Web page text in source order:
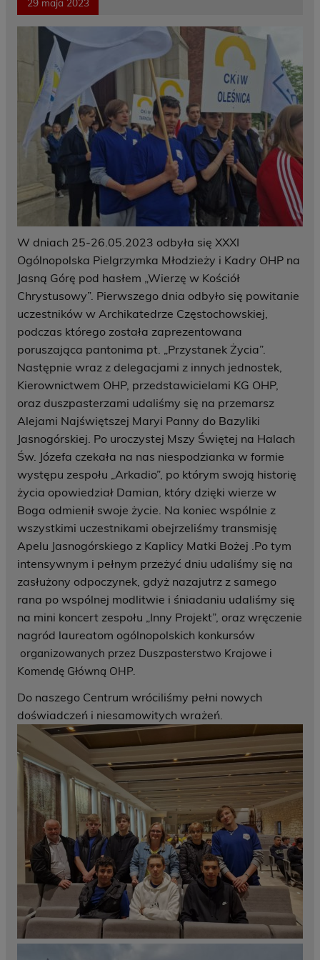
29 maja 2023
W dniach 25-26.05.2023 odbyła się XXXI
Ogólnopolska Pielgrzymka Młodzieży i Kadry OHP na
Jasną Górę pod hasłem „Wierzę w Kościół
Chrystusowy”. Pierwszego dnia odbyło się powitanie
uczestników w Archikatedrze Częstochowskiej,
podczas którego została zaprezentowana
poruszająca pantonima pt. „Przystanek Życia”.
Następnie wraz z delegacjami z innych jednostek,
Kierownictwem OHP, przedstawicielami KG OHP,
oraz duszpasterzami udaliśmy się na przemarsz
Alejami Najświętszej Maryi Panny do Bazyliki
Jasnogórskiej. Po uroczystej Mszy Świętej na Halach
Św. Józefa czekała na nas niespodzianka w formie
występu zespołu „Arkadio”, po którym swoją historię
życia opowiedział Damian, który dzięki wierze w
Boga odmienił swoje życie. Na koniec wspólnie z
wszystkimi uczestnikami obejrzeliśmy transmisję
Apelu Jasnogórskiego z Kaplicy Matki Bożej .Po tym
intensywnym i pełnym przeżyć dniu udaliśmy się na
zasłużony odpoczynek, gdyż nazajutrz z samego
rana po wspólnej modlitwie i śniadaniu udaliśmy się
na mini koncert zespołu „Inny Projekt”, oraz wręczenie
nagród laureatom ogólnopolskich konkursów
organizowanych przez Duszpasterstwo Krajowe i
Komendę Główną OHP.
Do naszego Centrum wróciliśmy pełni nowych
doświadczeń i niesamowitych wrażeń.